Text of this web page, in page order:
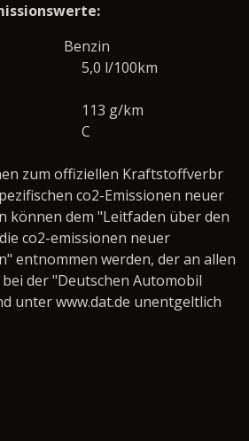
Benzin
5,0 l/100km
113 g/km
C
zum offiziellen Kraftstoffverbr
co2-Emissionen neuer
können dem "Leitfaden über den
co2-emissionen neuer
entnommen werden, der an allen
der "Deutschen Automobil
unter www.dat.de unentgeltlich